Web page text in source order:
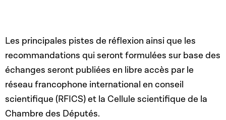
Les principales pistes de réflexion ainsi que les
recommandations qui seront formulées sur base des
échanges seront publiées en libre accès par le
réseau francophone international en conseil
scientifique (RFICS) et la Cellule scientifique de la
Chambre des Députés.